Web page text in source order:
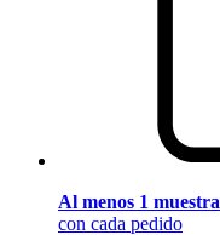
Al menos 1
con cada pedido